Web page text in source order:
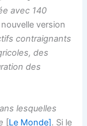
avec 140
nouvelle version
contraignants
des
des
lesquelles
Le Monde]. Si le